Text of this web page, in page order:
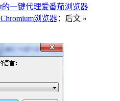
的一键代理爱番茄浏览器
浏览器：后文 »